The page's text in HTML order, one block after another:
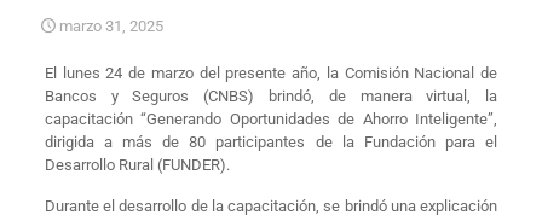
marzo 31, 2025
El lunes 24 de marzo del presente año, la Comisión Nacional de
Bancos y Seguros (CNBS) brindó, de manera virtual, la
capacitación “Generando Oportunidades de Ahorro Inteligente”,
dirigida a más de 80 participantes de la Fundación para el
Desarrollo Rural (FUNDER).
Durante el desarrollo de la capacitación, se brindó una explicación